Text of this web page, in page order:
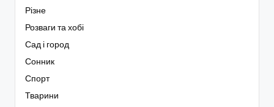
Різне
Розваги та хобі
Сад і город
Сонник
Спорт
Тварини